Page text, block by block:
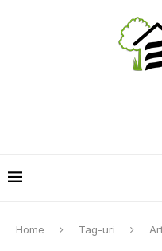
Home Tag-uri